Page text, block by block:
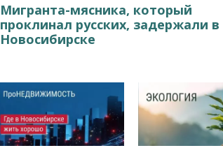
Мигранта-мясника, который
проклинал русских, задержали в
Новосибирске